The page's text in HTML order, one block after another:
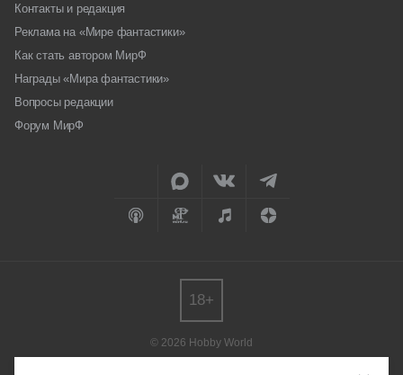
Контакты и редакция
Реклама на «Мире фантастики»
Как стать автором МирФ
Награды «Мира фантастики»
Вопросы редакции
Форум МирФ
© 2026 Hobby World
18+